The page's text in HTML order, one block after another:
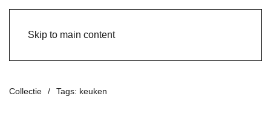
Skip to main content
Collectie Tags: keuken